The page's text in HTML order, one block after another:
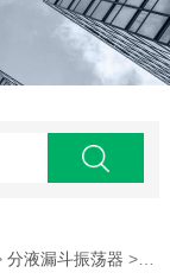
分液漏斗振荡器 >分液漏斗垂直振荡器